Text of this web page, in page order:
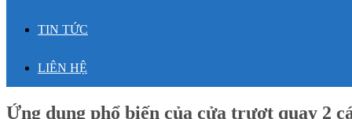
TIN TỨC
LIÊN HỆ
Ứng dụng phổ biến của cửa trượt quay 2